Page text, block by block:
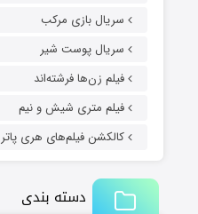
سریال بازی مرکب
سریال پوست شیر
فیلم زن‌ها فرشته‌اند
فیلم متری شیش و نیم
کالکشن فیلم‌های هری پاتر
دسته بندی